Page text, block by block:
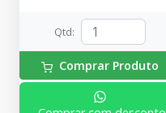
Qtd:
Comprar Produto